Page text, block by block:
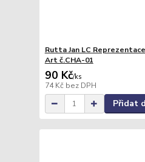
Rutta Jan LC
Art č.CHA-01
90 Kč/ks
74 Kč bez DPH
Přidat